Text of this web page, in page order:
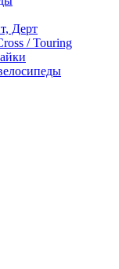
Дерт
/ Touring